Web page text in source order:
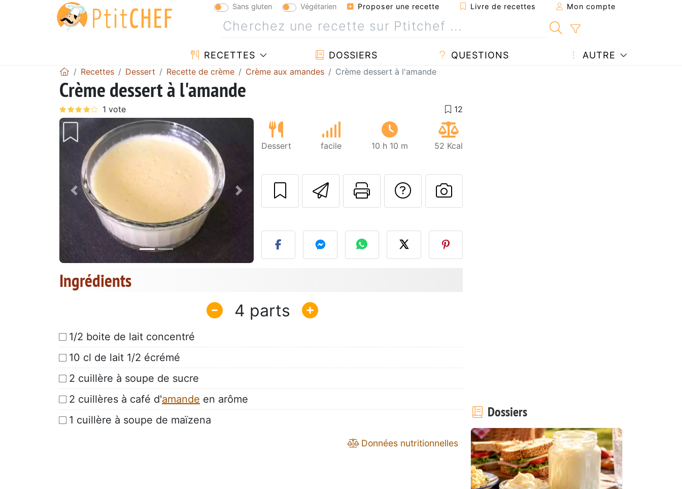
Sans gluten Végétarien Proposer une recette Livre de recettes Mon compte
RECETTES DOSSIERS QUESTIONS AUTRE
Recettes Dessert Recette de crème Crème aux amandes Crème dessert à l'amande
Crème dessert à l'amande
Précédent Suivant
Dessert facile 10 h 10 m 52 Kcal
Envoyer cette recette à un ami
Imprimer cette page
Poser une question à l'auteur
Publier votre photo de cette
Ingrédients
4
1/2 boite de lait concentré
10 cl de lait 1/2 écrémé
2 cuillère à soupe de sucre
2 cuillères à café d'amande en arôme
1 cuillère à soupe de maïzena
Données nutritionnelles
Dossiers